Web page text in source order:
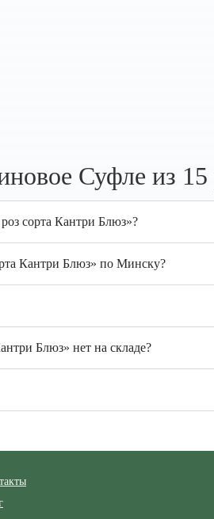
Суфле из 15
сорта Кантри Блюз»?
Кантри Блюз» по Минску?
Блюз» нет на складе?